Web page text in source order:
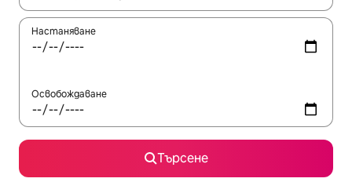
Настаняване
Освобождаване
Търсене